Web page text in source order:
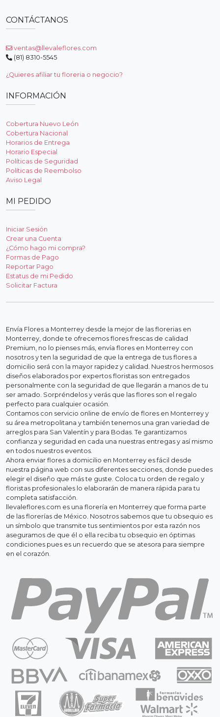
CONTÁCTANOS
ventas@llevaleflores.com
(81) 8310-5545
¿Quieres afiliar tu floreria o negocio?
INFORMACIÓN
Cobertura Nuevo León
Cobertura Nacional
Horarios de Entrega
Horario Especial
Políticas de Seguridad
Políticas de Reembolso
Aviso Legal
MI PEDIDO
Iniciar Sesión
Crear una Cuenta
¿Cómo hago mi compra?
Formas de Pago
Reportar Pago
Estatus de mi Pedido
Solicitar Factura
Envía Flores a Monterrey desde la mejor de las florerias en
Monterrey, donde te ofrecemos flores frescas de calidad
Premium, no lo pienses más, envía flores en Monterrey con
nosotros y ten la seguridad de que la entrega de tus flores a
domicilio será con la mayor rapidez y calidad. Nuestros hermosos
diseños elaborados por expertos floristas son entregados
personalmente con la seguridad de que llegarán a manos de tu
ser amado. Sorpréndelos y verás que las flores son el regalo
perfecto para cualquier ocasión.
Contamos con servicio online de envío de flores en Monterrey y
su área metropolitana y también tenemos una gran variedad de
arreglos para San Valentín y para Bodas. Te garantizamos
confianza y seguridad en cada una nuestras entregas y así mismo
en todos nuestros eventos.
Ahora enviar flores a domicilio en Monterrey es fácil desde
nuestra página web con sus diferentes secciones, donde puedes
elegir el diseño que más te guste. Coloca tu orden de regalo y
floristas profesionales lo elaborarán de manera rápida para tu
completa satisfacción.
llevaleflores.com es una florería en Monterrey que forma parte
de las florerías de México. Nosotros sabemos que tu obsequio es
un símbolo que transmite tus sentimientos por esta razón nos
aseguramos de que él o ella reciba tu obsequio en óptimas
condiciones pues es un recuerdo que se atesora para siempre
en el corazón.